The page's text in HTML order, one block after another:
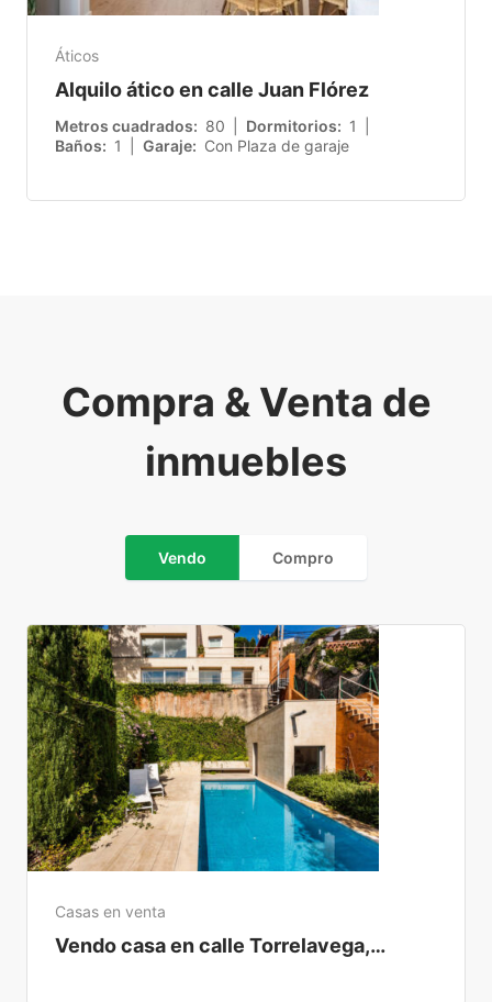
Áticos
Alquilo ático en calle Juan Flórez
Metros cuadrados 80 Dormitorios
1
Baños
1 Garaje Con Plaza de garaje
Compra & Venta de
inmuebles
Vendo Compro
Casas en venta
Vendo casa en calle Torrelavega,